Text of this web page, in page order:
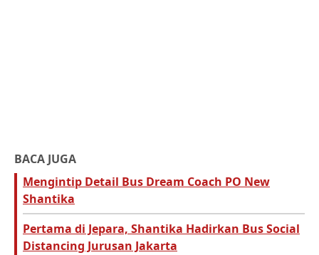
BACA JUGA
Mengintip Detail Bus Dream Coach PO New
Shantika
Pertama di Jepara, Shantika Hadirkan Bus Social
Distancing Jurusan Jakarta